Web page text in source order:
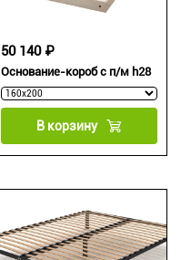
Основание-короб с п/м h28
50 140 ₽
В корзину